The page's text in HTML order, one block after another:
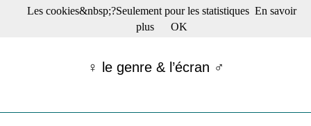
☰ Menu
Films récents♀ le genre & l’écran ♂
Les cookies&nbsp;?Seulement pour les statistiques En savoir
plus
OK